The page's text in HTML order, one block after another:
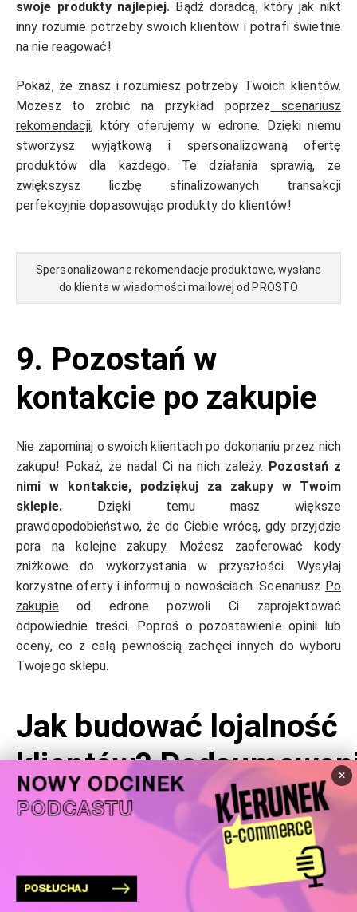
swoje produkty najlepiej. Bądź doradcą, który jak nikt
inny rozumie potrzeby swoich klientów i potrafi świetnie
na nie reagować!
Pokaż, że znasz i rozumiesz potrzeby Twoich klientów.
Możesz to zrobić na przykład poprzez scenariusz
rekomendacji, który oferujemy w edrone. Dzięki niemu
stworzysz wyjątkową i spersonalizowaną ofertę
produktów dla każdego. Te działania sprawią, że
zwiększysz liczbę sfinalizowanych transakcji
perfekcyjnie dopasowując produkty do klientów!
Spersonalizowane rekomendacje produktowe, wysłane
do klienta w wiadomości mailowej od PROSTO
9. Pozostań w
kontakcie po zakupie
Nie zapominaj o swoich klientach po dokonaniu przez nich
zakupu! Pokaż, że nadal Ci na nich zależy. Pozostań z
nimi w kontakcie, podziękuj za zakupy w Twoim
sklepie.Dzięki temu masz większe
prawdopodobieństwo, że do Ciebie wrócą, gdy przyjdzie
pora na kolejne zakupy. Możesz zaoferować kody
zniżkowe do wykorzystania w przyszłości. Wysyłaj
korzystne oferty i informuj o nowościach. Scenariusz Po
zakupieod edrone pozwoli Ci zaprojektować
odpowiednie treści. Poproś o pozostawienie opinii lub
oceny, co z całą pewnością zachęci innych do wyboru
Twojego sklepu.
Jak budować lojalność
klientów?
Wszystkie powyższe metody z pewnością pozytywnie
wpłyną na budowanie relacji z Twoimi klientami i na ich
lojalizację. Jeśli poczują, że jesteś w stanie
zaspokoić
ich potrzebyto z pewnością staną się Twoimi wiernymi
fanami i nie będą rozważać zakupów u konkurencji. Jeśli
×